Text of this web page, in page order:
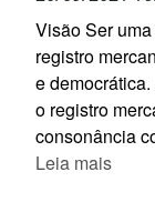
Visão Ser
registro
e
o registro
consonância
Leia mais